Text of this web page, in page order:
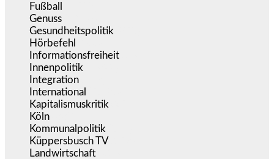
Fußball
Genuss
Gesundheitspolitik
Hörbefehl
Informationsfreiheit
Innenpolitik
Integration
International
Kapitalismuskritik
Köln
Kommunalpolitik
Küppersbusch TV
Landwirtschaft